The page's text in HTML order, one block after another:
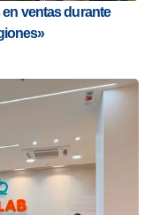
en ventas durante